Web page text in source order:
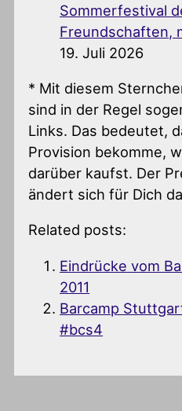
Sommerfestival
Freundschaften,
19. Juli 2026
* Mit diesem
sind in der Regel
Links. Das bedeutet,
Provision bekomme,
darüber kaufst. Der
ändert sich für Dich
Related posts:
Eindrücke vom
2011
Barcamp
#bcs4